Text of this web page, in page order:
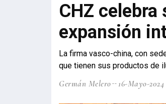
CHZ
expansión
La firma vasco-china, con
que tienen sus productos de
Germán Melero 16-Mayo-2024